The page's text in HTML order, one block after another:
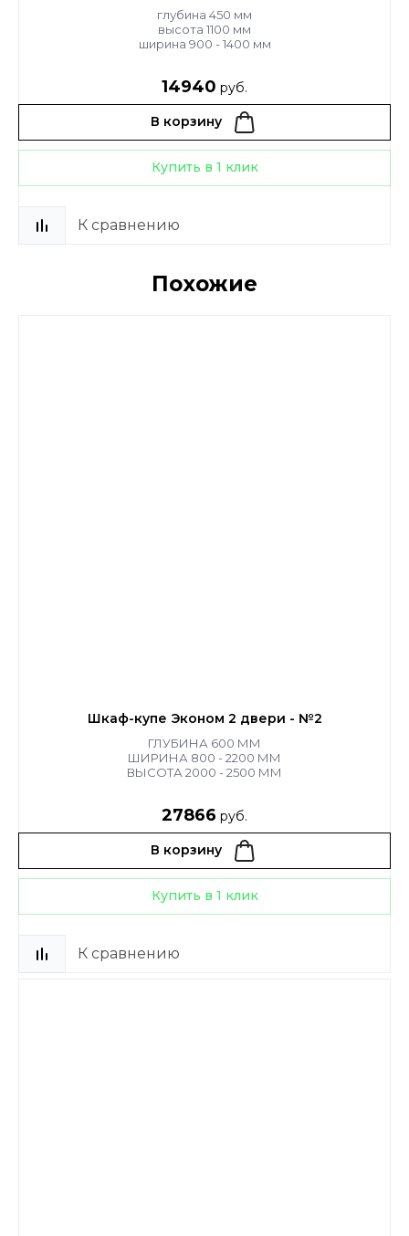
глубина 450 мм
высота 1100 мм
ширина 900 - 1400 мм
14940 руб.
В корзину
Купить в 1 клик
К сравнению
Похожие
Шкаф-купе Эконом 2 двери - №2
ГЛУБИНА 600 ММ
ШИРИНА 800 - 2200 ММ
ВЫСОТА 2000 - 2500 ММ
27866 руб.
В корзину
Купить в 1 клик
К сравнению